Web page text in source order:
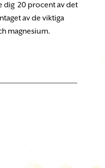
dig 20 procent av det
av de viktiga
magnesium.